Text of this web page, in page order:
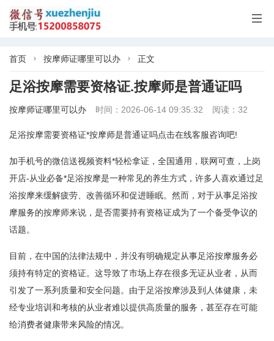

首页  按摩师证哪里可以办  正文
足浴按摩需要资格证.按摩师是普通证吗
按摩师证哪里可以办 时间：2026-06-14 09:35:32 阅读：32
足浴按摩需要资格证*按摩师是普通证吗点击在线客服咨询吧!
加手机号的微信送视频资料*轻松拿证，全国通用，联网可查，上岗
开店-从业必备*足浴按摩是一种常见的养生方式，许多人喜欢通过足
浴按摩来缓解疲劳、改善循环和促进睡眠。然而，对于从事足浴按
摩服务的按摩师来说，是否需要持有资格证成为了一个备受争议的
话题。
目前，在中国的法律法规中，并没有明确规定从事足浴按摩服务必
须持有特定的资格证。这导致了市场上存在很多无证从业者，从而
引发了一系列质量和安全问题。由于足浴按摩涉及到人体健康，未
经专业培训和考核的从业者难以提供高质量的服务，甚至存在可能
给消费者健康带来风险的情况。